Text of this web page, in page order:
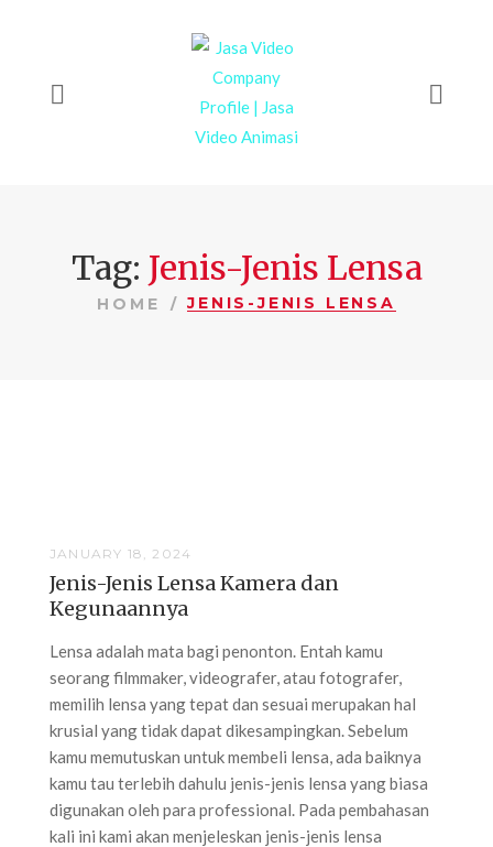
Tag: Jenis-Jenis Lensa
HOME JENIS-JENIS LENSA
JANUARY 18, 2024
Jenis-Jenis Lensa Kamera dan
Kegunaannya
Lensa adalah mata bagi penonton. Entah kamu
seorang filmmaker, videografer, atau fotografer,
memilih lensa yang tepat dan sesuai merupakan hal
krusial yang tidak dapat dikesampingkan. Sebelum
kamu memutuskan untuk membeli lensa, ada baiknya
kamu tau terlebih dahulu jenis-jenis lensa yang biasa
digunakan oleh para professional. Pada pembahasan
kali ini kami akan menjeleskan jenis-jenis lensa